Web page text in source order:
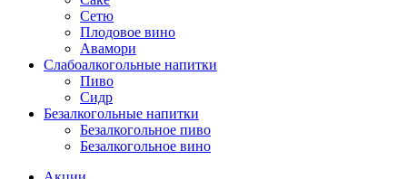
Сетю
Плодовое вино
Авамори
Слабоалкогольные напитки
Пиво
Сидр
Безалкогольные напитки
Безалкогольное пиво
Безалкогольное вино